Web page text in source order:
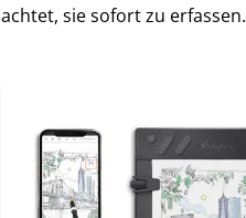
achtet, sie sofort zu erfassen.